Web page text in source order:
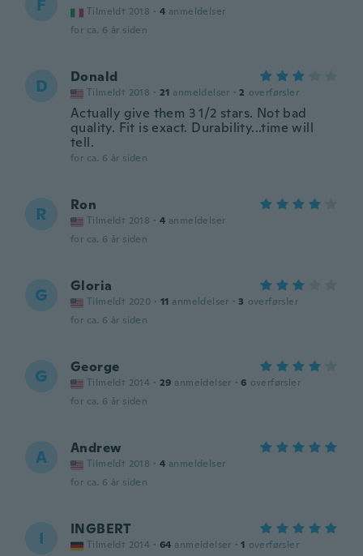
F Tilmeldt 2018 · 4 anmeldelser
for ca. 6 år siden
D Donald
Tilmeldt 2018 · 21 anmeldelser · 2 overførsler
Actually give them 3 1/2 stars. Not bad
quality. Fit is exact. Durability...time will
tell.
for ca. 6 år siden
R Ron
Tilmeldt 2018 · 4 anmeldelser
for ca. 6 år siden
G Gloria
Tilmeldt 2020 · 11 anmeldelser · 3 overførsler
for ca. 6 år siden
G George
Tilmeldt 2014 · 29 anmeldelser · 6 overførsler
for ca. 6 år siden
A Andrew
Tilmeldt 2018 · 4 anmeldelser
for ca. 6 år siden
I INGBERT
Tilmeldt 2014 · 64 anmeldelser · 1 overførsler